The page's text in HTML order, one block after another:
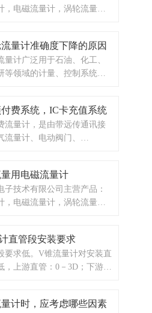
，电磁流量计，涡轮流量
IC卡预付费，显示仪表，热
式仪表，分析仪器，水质监
力仪表等，以及承接电气自
量计准确度下降的原因
量计广泛用于石油、化工、
等领域的计量、控制系统。
费系统，IC卡充值系统
流量计，是由带远传通讯接
流量计、电动阀门、
成。
用电磁流量计
子技术有限公司主营产品：
，电磁流量计，涡轮流量
接电气自动化项目。
直管段安装要求
要求低。V锥流量计对安装直
，上游直管：0－3D；下游直
域产生相互作用，V锥体迫使
计时，应考虑哪些因素